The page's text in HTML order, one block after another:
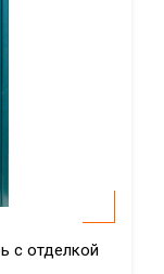
с отделкой